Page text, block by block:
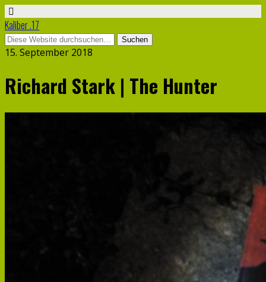
Kaliber .17
15. September 2018
Richard Stark | The Hunter